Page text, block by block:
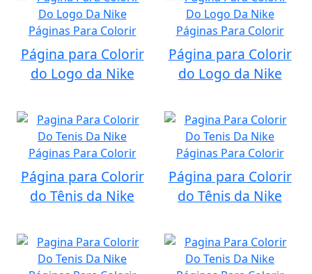
Página para Colorir
do Logo da Nike
Página para Colorir
do Logo da Nike
Página para Colorir
do Tênis da Nike
Página para Colorir
do Tênis da Nike